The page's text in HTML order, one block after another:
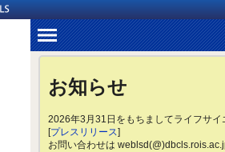
お知らせ
2026年3月31日をもちましてライフサイ
[プレスリリース]
お問い合わせは